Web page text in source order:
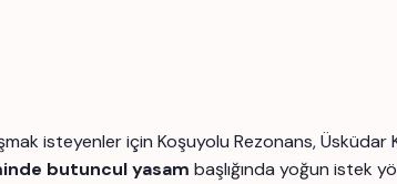
isteyenler için Koşuyolu Rezonans, Üsküdar
butuncul yasam başlığında yoğun istek